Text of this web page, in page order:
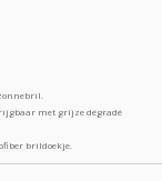
met grijze dégradé
brildoekje.